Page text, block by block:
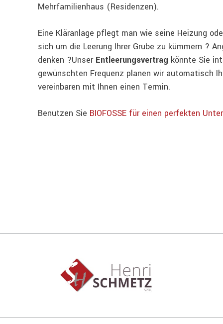
Mehrfamilienhaus (Residenzen).
Eine Kläranlage pflegt man wie seine Heizung
sich um die Leerung Ihrer Grube zu kümmern ?
denken ?Unser Entleerungsvertrag könnte Sie
gewünschten Frequenz planen wir automatisch
vereinbaren mit Ihnen einen Termin.
Benutzen Sie BIOFOSSE für einen perfekten